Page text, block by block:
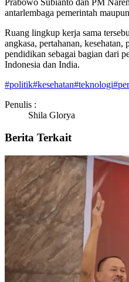
antarlembaga pemerintah
Ruang lingkup kerja sama
angkasa, pertahanan,
pendidikan sebagai bagian dari
Indonesia dan India.
#politik#kesehatan#teknologi#
Penulis :
Shila Glorya
Berita Terkait